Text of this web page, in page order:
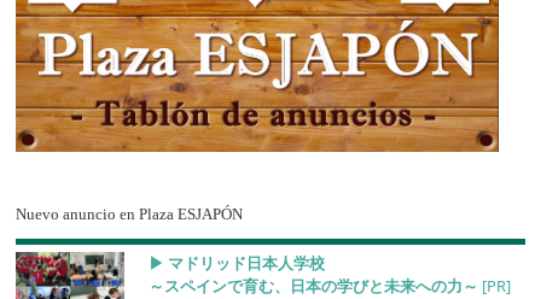
Nuevo anuncio en Plaza ESJAPÓN
▶︎ マドリッド日本人学校
～スペインで育む、日本の学びと未来への力～ [PR]